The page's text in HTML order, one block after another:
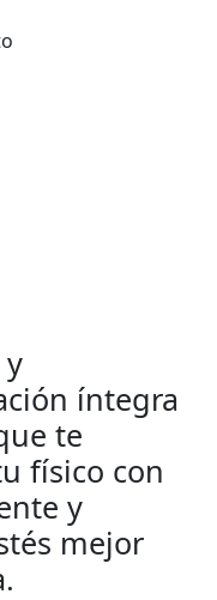
íntegra
te
físico con
y
mejor